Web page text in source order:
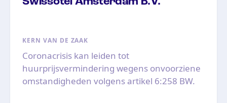
KERN VAN DE ZAAK
Coronacrisis kan leiden tot
huurprijsvermindering wegens onvoorziene
omstandigheden volgens artikel 6:258 BW.